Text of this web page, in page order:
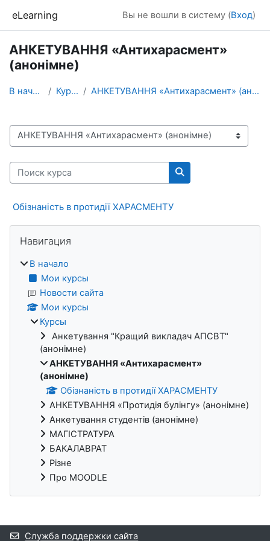
eLearning Вы не вошли в систему (Вход)
АНКЕТУВАННЯ «Антихарасмент»
(анонімне)
В начало Курсы АНКЕТУВАННЯ «Антихарасмент» (анонімне)
Категории курсов
Поиск курса
Поиск курса
Обізнаність в протидії ХАРАСМЕНТУ
Блоки
Навигация
В начало
Мои курсы
Новости сайта
Мои курсы
Курсы
Анкетування "Кращий викладач АПСВТ"
(анонімне)
АНКЕТУВАННЯ «Антихарасмент»
(анонімне)
Обізнаність в протидії ХАРАСМЕНТУ
АНКЕТУВАННЯ «Протидія булінгу» (анонімне)
Анкетування студентів (анонімне)
МАГІСТРАТУРА
БАКАЛАВРАТ
Різне
Про MOODLE
Дополнительные блоки
Служба поддержки сайта